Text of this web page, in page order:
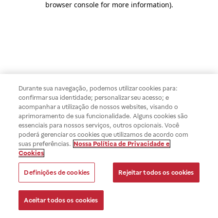
browser console for more information).
Durante sua navegação, podemos utilizar cookies para:
confirmar sua identidade; personalizar seu acesso; e
acompanhar a utilização de nossos websites, visando o
aprimoramento de sua funcionalidade. Alguns cookies são
essenciais para nossos serviços, outros opcionais. Você
poderá gerenciar os cookies que utilizamos de acordo com
suas preferências. Nossa Política de Privacidade e
Cookies
Definições de cookies Rejeitar todos os cookies
Aceitar todos os cookies